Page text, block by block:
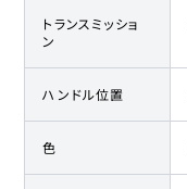
トランスミッショ
ン
ハンドル位置
色